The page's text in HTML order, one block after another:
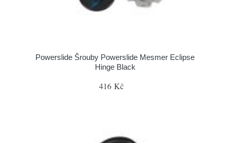
Powerslide Šrouby Powerslide Mesmer Eclipse
Hinge Black
416 Kč